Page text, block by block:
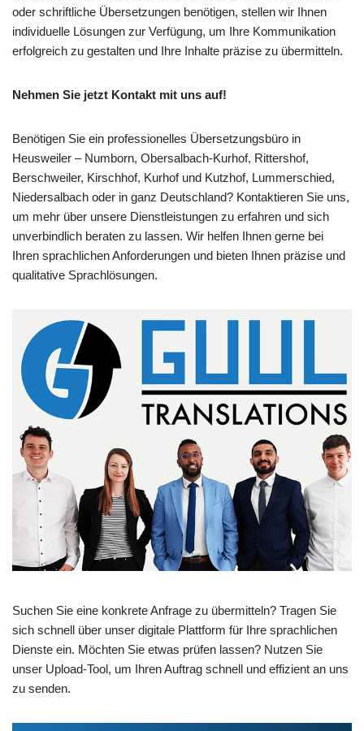
oder schriftliche Übersetzungen benötigen, stellen wir Ihnen
individuelle Lösungen zur Verfügung, um Ihre Kommunikation
erfolgreich zu gestalten und Ihre Inhalte präzise zu übermitteln.
Nehmen Sie jetzt Kontakt mit uns auf!
Benötigen Sie ein professionelles Übersetzungsbüro in
Heusweiler – Numborn, Obersalbach-Kurhof, Rittershof,
Berschweiler, Kirschhof, Kurhof und Kutzhof, Lummerschied,
Niedersalbach oder in ganz Deutschland? Kontaktieren Sie uns,
um mehr über unsere Dienstleistungen zu erfahren und sich
unverbindlich beraten zu lassen. Wir helfen Ihnen gerne bei
Ihren sprachlichen Anforderungen und bieten Ihnen präzise und
qualitative Sprachlösungen.
Suchen Sie eine konkrete Anfrage zu übermitteln? Tragen Sie
sich schnell über unser digitale Plattform für Ihre sprachlichen
Dienste ein. Möchten Sie etwas prüfen lassen? Nutzen Sie
unser Upload-Tool, um Ihren Auftrag schnell und effizient an uns
zu senden.